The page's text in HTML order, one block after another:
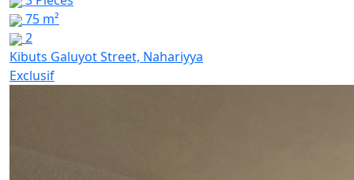
75 m²
2
Kibuts Galuyot Street, Nahariyya
Exclusif